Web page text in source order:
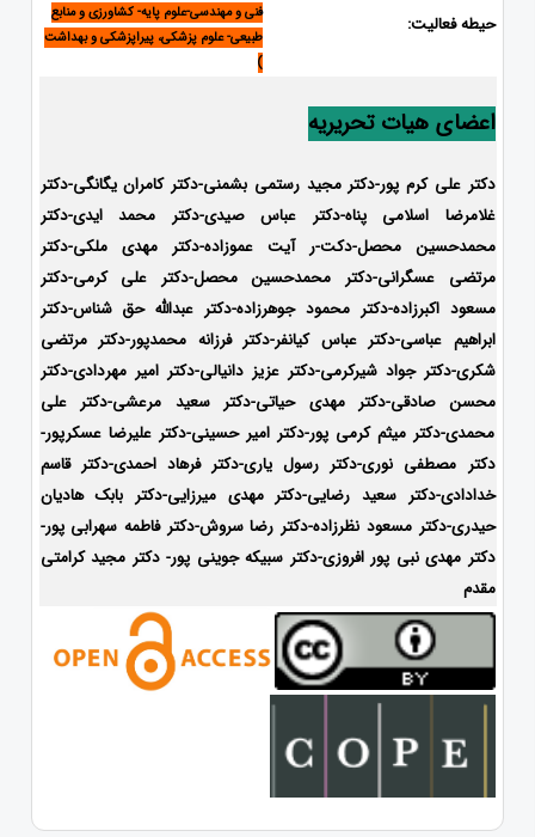
حیطه فعالیت:
فنی و مهندسی-علوم پایه- کشاورزی و منابع
طبیعی- علوم پزشکی، پیراپزشکی و بهداشت
)
اعضای هیات تحریریه
دکتر علی کرم پور-دکتر مجید رستمی بشمنی-دکتر کامران یگانگی-دکتر
غلامرضا اسلامی پناه-دکتر عباس صیدی-دکتر محمد ایدی-دکتر
محمدحسین محصل-دکت-ر آیت عموزاده-دکتر مهدی ملکی-دکتر
مرتضی عسگرانی-دکتر محمدحسین محصل-دکتر علی کرمی-دکتر
مسعود اکبرزاده-دکتر محمود جوهرزاده-دکتر عبدالله حق شناس-دکتر
ابراهیم عباسی-دکتر عباس کیانفر-دکتر فرزانه محمدپور-دکتر مرتضی
شکری-دکتر جواد شیرکرمی-دکتر عزیز دانیالی-دکتر امیر مهردادی-دکتر
محسن صادقی-دکتر مهدی حیاتی-دکتر سعید مرعشی-دکتر علی
محمدی-دکتر میثم کرمی پور-دکتر امیر حسینی-دکتر علیرضا عسکرپور-
دکتر مصطفی نوری-دکتر رسول یاری-دکتر فرهاد احمدی-دکتر قاسم
خدادادی-دکتر سعید رضایی-دکتر مهدی میرزایی-دکتر بابک هادیان
حیدری-دکتر مسعود نظرزاده-دکتر رضا سروش-دکتر فاطمه سهرابی پور-
دکتر مهدی نبی پور افروزی-دکتر سبیکه جوینی پور- دکتر مجید کرامتی
مقدم